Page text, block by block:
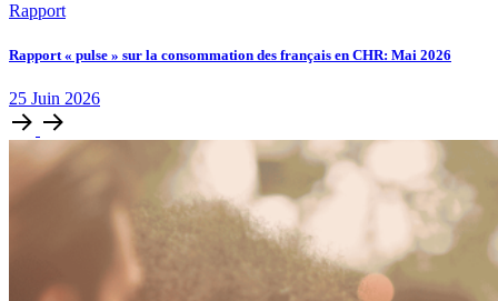
Rapport
Rapport « pulse » sur la consommation des français en CHR: Mai 2026
25 Juin 2026